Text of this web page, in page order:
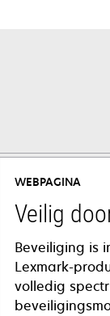
WEBPAGINA
Veilig
Beveiliging is
Lexmark-
volledig